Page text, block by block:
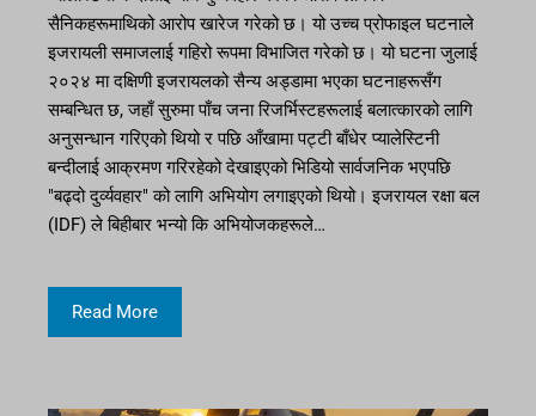
सैनिकहरूमाथिको आरोप खारेज गरेको छ। यो उच्च प्रोफाइल घटनाले
इजरायली समाजलाई गहिरो रूपमा विभाजित गरेको छ। यो घटना जुलाई
२०२४ मा दक्षिणी इजरायलको सैन्य अड्डामा भएका घटनाहरूसँग
सम्बन्धित छ, जहाँ सुरुमा पाँच जना रिजर्भिस्टहरूलाई बलात्कारको लागि
अनुसन्धान गरिएको थियो र पछि आँखामा पट्टी बाँधेर प्यालेस्टिनी
बन्दीलाई आक्रमण गरिरहेको देखाइएको भिडियो सार्वजनिक भएपछि
"बढ्दो दुर्व्यवहार" को लागि अभियोग लगाइएको थियो। इजरायल रक्षा बल
(IDF) ले बिहीबार भन्यो कि अभियोजकहरूले…
Read More